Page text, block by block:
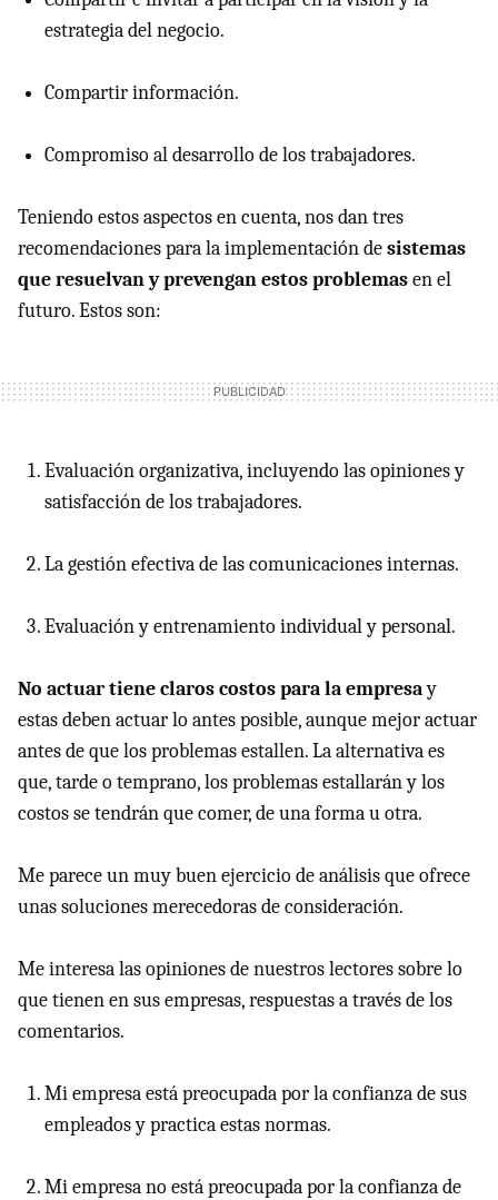
estrategia del negocio.
Compartir información.
Compromiso al desarrollo de los trabajadores.
Teniendo estos aspectos en cuenta, nos dan tres
recomendaciones para la implementación desistemas
que resuelvan y prevengan estos problemasen el
futuro. Estos son:
Evaluación organizativa, incluyendo las opiniones y
satisfacción de los trabajadores.
La gestión efectiva de las comunicaciones internas.
Evaluación y entrenamiento individual y personal.
No actuar tiene claros costos para la empresay
estas deben actuar lo antes posible, aunque mejor actuar
antes de que los problemas estallen. La alternativa es
que, tarde o temprano, los problemas estallarán y los
costos se tendrán que comer, de una forma u otra.
Me parece un muy buen ejercicio de análisis que ofrece
unas soluciones merecedoras de consideración.
Me interesa las opiniones de nuestros lectores sobre lo
que tienen en sus empresas, respuestas a través de los
comentarios.
Mi empresa está preocupada por la confianza de sus
empleados y practica estas normas.
Mi empresa no está preocupada por la confianza de